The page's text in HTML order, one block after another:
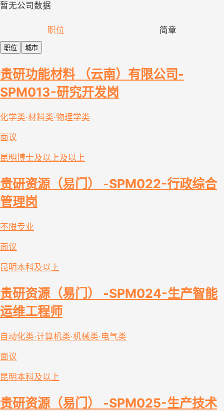
暂无公司数据
职位 简章
职位 城市
贵研功能材料 （云南）有限公司-
SPM013-研究开发岗
化学类·材料类·物理学类
面议
昆明博士及以上及以上
贵研资源（易门） -SPM022-行政综合
管理岗
不限专业
面议
昆明本科及以上
贵研资源（易门） -SPM024-生产智能
运维工程师
自动化类·计算机类·机械类·电气类
面议
昆明本科及以上
贵研资源（易门） -SPM025-生产技术